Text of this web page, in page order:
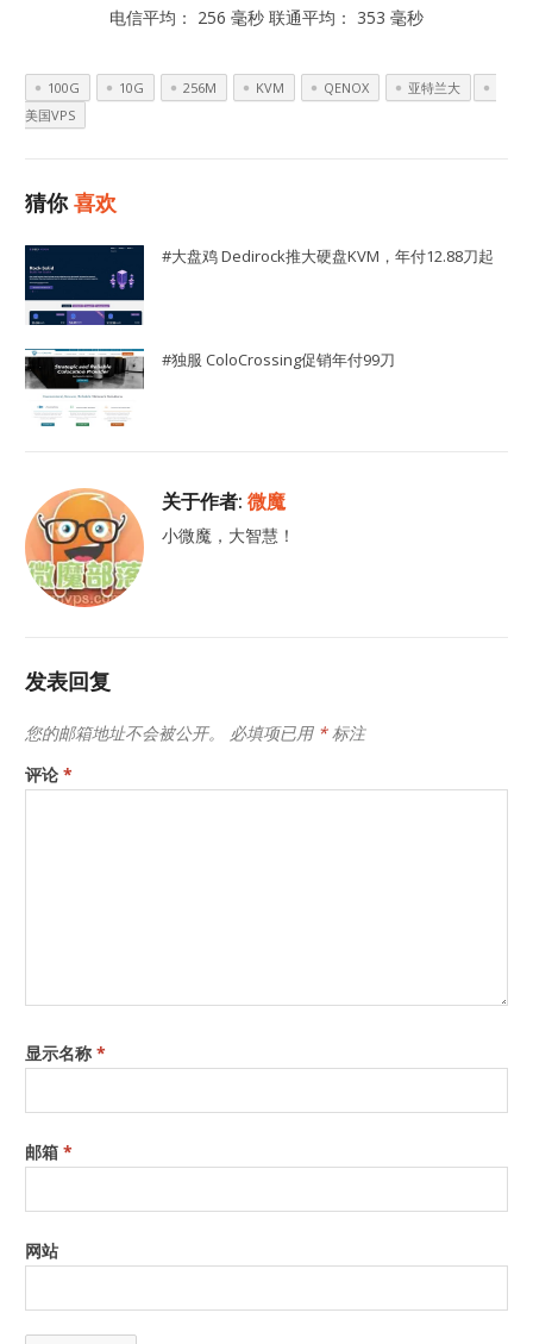
电信平均： 256 毫秒 联通平均： 353 毫秒
100G 10G 256M KVM QENOX
亚特兰大
美国VPS
猜你喜欢
#大盘鸡 Dedirock推大硬盘KVM，年付12.88刀起
#独服 ColoCrossing促销年付99刀
关于作者:微魔
小微魔，大智慧！
发表回复
您的邮箱地址不会被公开。 必填项已用 *标注
评论*
显示名称*
邮箱*
网站